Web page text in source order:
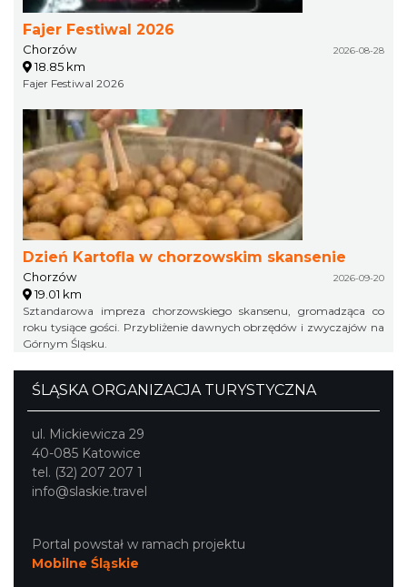
Fajer Festiwal 2026
Chorzów 2026-08-28
18.85 km
Fajer Festiwal 2026
Dzień Kartofla w chorzowskim skansenie
Chorzów 2026-09-20
19.01 km
Sztandarowa impreza chorzowskiego skansenu, gromadząca co
roku tysiące gości. Przybliżenie dawnych obrzędów i zwyczajów na
Górnym Śląsku.
ŚLĄSKA ORGANIZACJA TURYSTYCZNA
ul. Mickiewicza 29
40-085 Katowice
tel. (32) 207 207 1
info@slaskie.travel
Portal powstał w ramach projektu
Mobilne Śląskie